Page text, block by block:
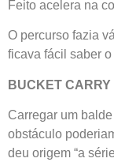
Feito acelera na
O percurso fazia
ficava fácil saber
BUCKET CARRY
Carregar um
obstáculo
deu origem “a